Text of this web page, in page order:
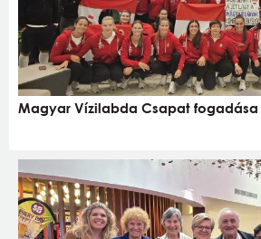
Magyar Vízilabda Csapat